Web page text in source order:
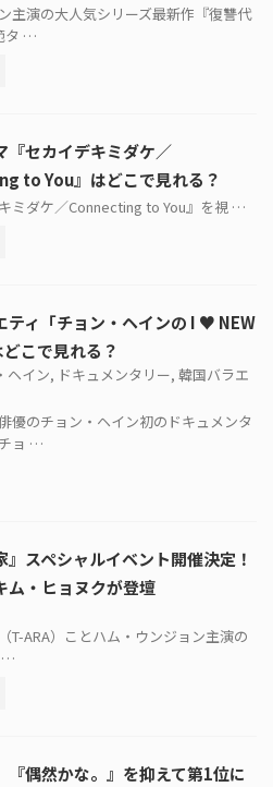
主演の大人気シリーズ最新作『復讐代
タ …
『セカイデキミダケ／
to You』はどこで見れる？
キミダケ／Connecting to You』を視 …
ティ「チョン・ヘインの I ♥ NEW
こで見れる？
ヘイン, ドキュメンタリー, 韓国バラエ
優のチョン・ヘイン初のドキュメンタ
ョ …
』スペシャルイベント開催決定！
ム・ヒョヌクが登壇
T-ARA）ことハム・ウンジョン主演の
…
『偶然かな。』を抑えて第1位に